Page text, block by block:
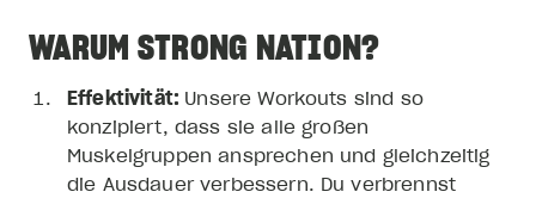
WARUM STRONG NATION?
Effektivität: Unsere Workouts sind so
konzipiert, dass sie alle großen
Muskelgruppen ansprechen und gleichzeitig
die Ausdauer verbessern. Du verbrennst